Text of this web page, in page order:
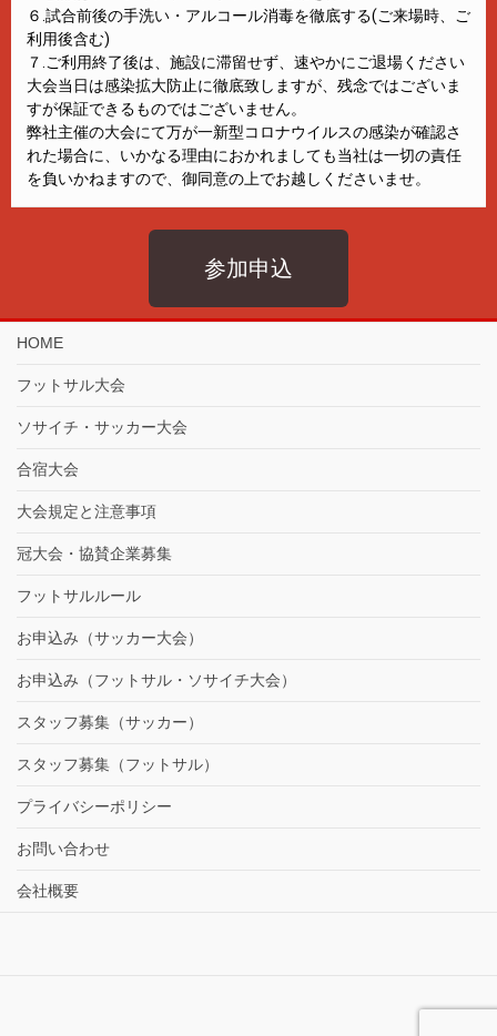
６.試合前後の手洗い・アルコール消毒を徹底する(ご来場時、ご
利用後含む)
７.ご利用終了後は、施設に滞留せず、速やかにご退場ください
大会当日は感染拡大防止に徹底致しますが、残念ではございま
すが保証できるものではございません。
弊社主催の大会にて万が一新型コロナウイルスの感染が確認さ
れた場合に、いかなる理由におかれましても当社は一切の責任
を負いかねますので、御同意の上でお越しくださいませ。
参加申込
HOME
フットサル大会
ソサイチ・サッカー大会
合宿大会
大会規定と注意事項
冠大会・協賛企業募集
フットサルルール
お申込み（サッカー大会）
お申込み（フットサル・ソサイチ大会）
スタッフ募集（サッカー）
スタッフ募集（フットサル）
プライバシーポリシー
お問い合わせ
会社概要